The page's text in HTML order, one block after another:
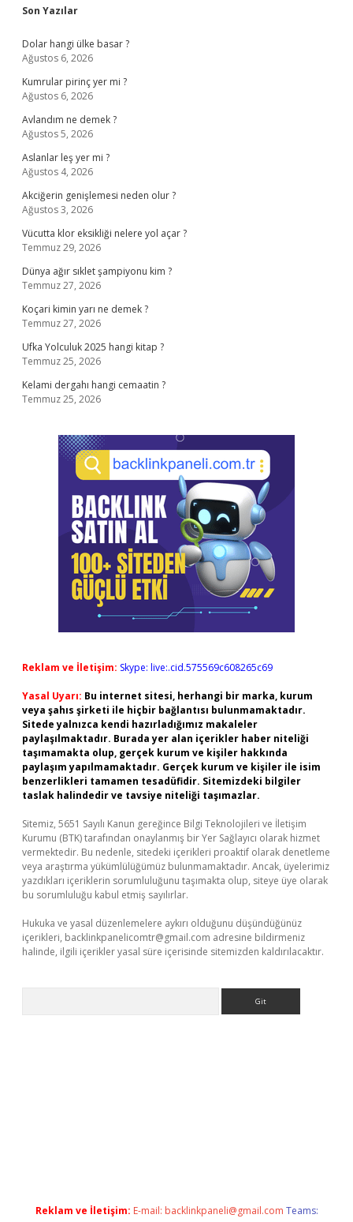
Sidebar
Son Yazılar
Dolar hangi ülke basar ?
Ağustos 6, 2026
Kumrular pirinç yer mi ?
Ağustos 6, 2026
Avlandım ne demek ?
Ağustos 5, 2026
Aslanlar leş yer mi ?
Ağustos 4, 2026
Akciğerin genişlemesi neden olur ?
Ağustos 3, 2026
Vücutta klor eksikliği nelere yol açar ?
Temmuz 29, 2026
Dünya ağır sıklet şampiyonu kim ?
Temmuz 27, 2026
Koçari kimin yarı ne demek ?
Temmuz 27, 2026
Ufka Yolculuk 2025 hangi kitap ?
Temmuz 25, 2026
Kelami dergahı hangi cemaatin ?
Temmuz 25, 2026
Reklam ve İletişim: Skype: live:.cid.575569c608265c69
Yasal Uyarı: Bu internet sitesi, herhangi bir marka, kurum
veya şahıs şirketi ile hiçbir bağlantısı bulunmamaktadır.
Sitede yalnızca kendi hazırladığımız makaleler
paylaşılmaktadır. Burada yer alan içerikler haber niteliği
taşımamakta olup, gerçek kurum ve kişiler hakkında
paylaşım yapılmamaktadır. Gerçek kurum ve kişiler ile isim
benzerlikleri tamamen tesadüfidir. Sitemizdeki bilgiler
taslak halindedir ve tavsiye niteliği taşımazlar.
Sitemiz, 5651 Sayılı Kanun gereğince Bilgi Teknolojileri ve İletişim
Kurumu (BTK) tarafından onaylanmış bir Yer Sağlayıcı olarak hizmet
vermektedir. Bu nedenle, sitedeki içerikleri proaktif olarak denetleme
veya araştırma yükümlülüğümüz bulunmamaktadır. Ancak, üyelerimiz
yazdıkları içeriklerin sorumluluğunu taşımakta olup, siteye üye olarak
bu sorumluluğu kabul etmiş sayılırlar.
Hukuka ve yasal düzenlemelere aykırı olduğunu düşündüğünüz
içerikleri, backlinkpanelicomtr@gmail.com adresine bildirmeniz
halinde, ilgili içerikler yasal süre içerisinde sitemizden kaldırılacaktır.
Reklam ve İletişim: E-mail: backlinkpaneli@gmail.com Teams: